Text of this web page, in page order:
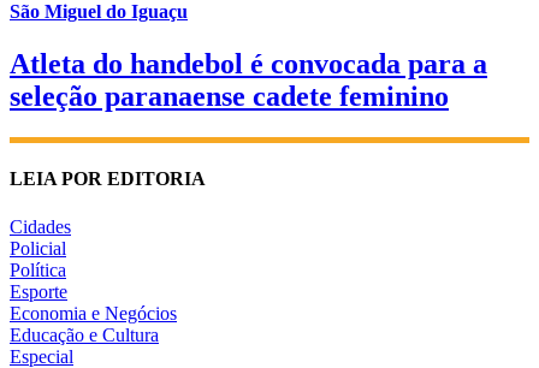
São Miguel do Iguaçu
Atleta do handebol é convocada para a
seleção paranaense cadete feminino
LEIA POR EDITORIA
Cidades
Policial
Política
Esporte
Economia e Negócios
Educação e Cultura
Especial